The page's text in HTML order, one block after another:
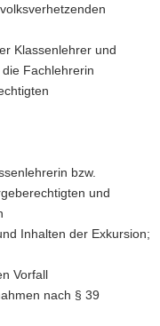
Klassenlehrer und
Fachlehrerin
bzw.
und
Inhalten der Exkursion;
Vorfall
nach § 39